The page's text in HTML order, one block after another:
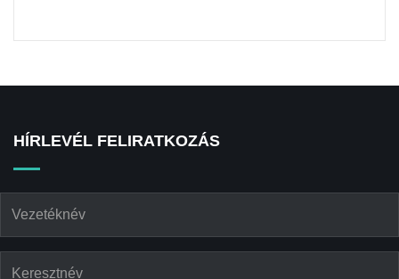
HÍRLEVÉL FELIRATKOZÁS